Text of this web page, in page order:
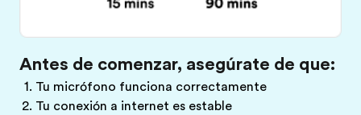
Antes de comenzar, asegúrate de que:
Tu micrófono funciona correctamente
Tu conexión a internet es estable